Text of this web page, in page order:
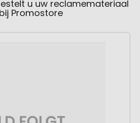
u uw reclamemateriaal
bij Promostore